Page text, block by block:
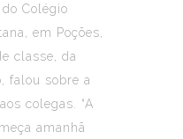
Colégio
em Poções,
classe, da
falou sobre a
colegas. “A
amanhã